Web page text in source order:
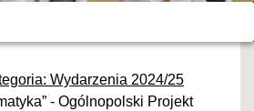
Wydarzenia 2024/25
- Ogólnopolski Projekt